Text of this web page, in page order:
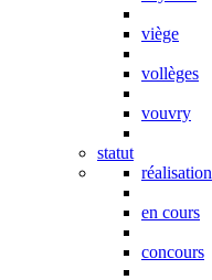
viège
vollèges
vouvry
statut
réalisation
en cours
concours